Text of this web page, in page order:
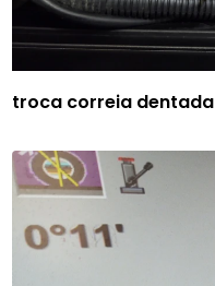
troca correia dentada